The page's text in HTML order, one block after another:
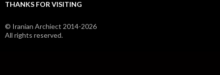
THANKS FOR VISITING
© Iranian Archiect 2014-2026
All rights reserved.